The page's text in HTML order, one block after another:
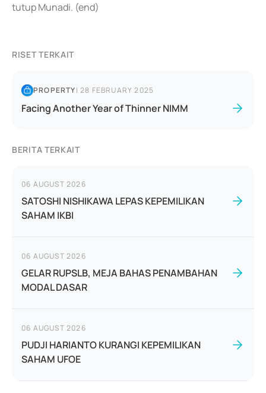
tutup Munadi. (end)
RISET TERKAIT
PROPERTY|28 FEBRUARY 2025
Facing Another Year of Thinner NIMM
BERITA TERKAIT
06 AUGUST 2026
SATOSHI NISHIKAWA LEPAS KEPEMILIKAN
SAHAM IKBI
06 AUGUST 2026
GELAR RUPSLB, MEJA BAHAS PENAMBAHAN
MODAL DASAR
06 AUGUST 2026
PUDJI HARIANTO KURANGI KEPEMILIKAN
SAHAM UFOE